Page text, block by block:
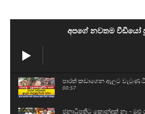
අපගේ නවතම වීඩියෝ
පාරත් කඩාගෙන ඇලට වැටුණු
00:57
ජනාධිපතිට කොන්දක් නෑ - මුළු